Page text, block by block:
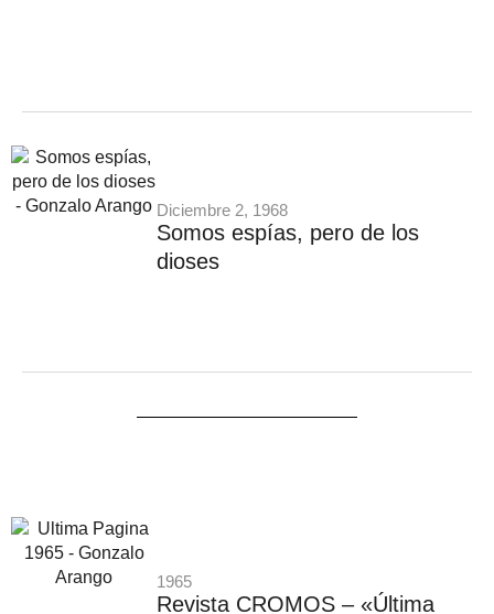
Diciembre 2, 1968
Somos espías, pero de los
dioses
1965
Revista CROMOS – «Última